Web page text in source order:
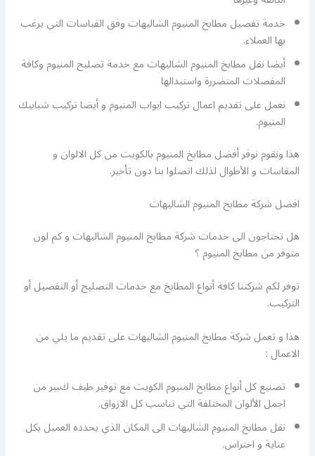
خدمة تفصيل مطابخ المنيوم الشاليهات وفق القياسات التي يرغب
بها العملاء.
أيضا نقل مطابخ المنيوم الشاليهات مع خدمة تصليح المنيوم وكافة
المفصلات المتضررة واستبدالها
نعمل على تقديم اعمال تركيب ابواب المنيوم و أيضا تركيب شبابيك
المنيوم.
هذا ونقوم نوفر أفضل مطابخ المنيوم بالكويت من كل الالوان و
المقاسات و الأطوال لذلك اتصلوا بنا دون تأخير.
افضل شركة مطابخ المنيوم الشاليهات
هل تحتاجون الى خدمات شركة مطابخ المنيوم الشاليهات و كم لون
متوفر من مطابخ المنيوم ؟
توفر لكم شركتنا كافة أنواع المطابخ مع خدمات التصليح أو التفصيل أو
التركيب.
هذا و تعمل شركة مطابخ المنيوم الشاليهات على تقديم ما يلي من
الاعمال :
تصنيع كل أنواع مطابخ المنيوم الكويت مع توفير طيف كبير من
اجمل الألوان المختلفة التي تناسب كل الازواق.
نقل مطابخ المنيوم الشاليهات الى المكان الذي يحدده العميل بكل
عناية و احتراس.